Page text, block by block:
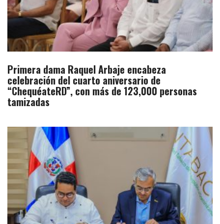
Primera dama Raquel Arbaje encabeza
celebración del cuarto aniversario de
“ChequéateRD”, con más de 123,000 personas
tamizadas